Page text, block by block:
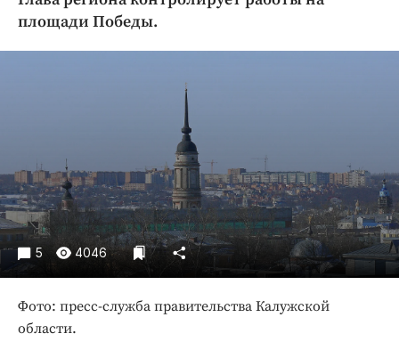
Криминал
Праздники
Происшествия
Спорт
Экономика и бизнес
Блоги
площади Победы.
5 4046
Фото: пресс-служба правительства Калужской
области.